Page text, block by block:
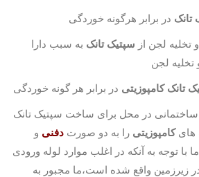
تانک در برابر هرگونه خوردگی
سپتیک تانک به سبب دارا
تخلیه لجن
تانک کامپوزیتی در برابر هر گونه خوردگی
ساختمانی در محل برای ساخت سپتیک تانک
هایکامپوزیتی را به دو صورت دفنی و
با توجه به آنکه در اغلب موارد لوله ورودی
زیرزمین واقع شده است،ما مجبور به